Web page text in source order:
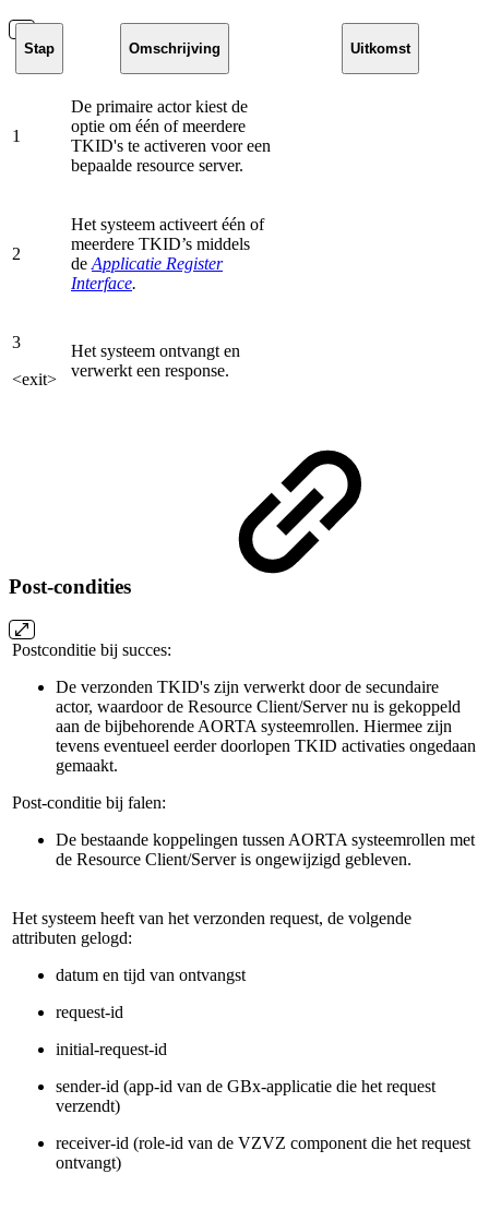
Stap Omschrijving Uitkomst
1
De primaire actor kiest de
optie om één of meerdere
TKID's te activeren voor een
bepaalde resource server.
2
Het systeem activeert één of
meerdere TKID’s middels
de Applicatie Register
Interface.
3
<exit>
Het systeem ontvangt en
verwerkt een response.
Post-condities
Postconditie bij succes:
De verzonden TKID's zijn verwerkt door de secundaire
actor, waardoor de Resource Client/Server nu is gekoppeld
aan de bijbehorende AORTA systeemrollen. Hiermee zijn
tevens eventueel eerder doorlopen TKID activaties ongedaan
gemaakt.
Post-conditie bij falen:
De bestaande koppelingen tussen AORTA systeemrollen met
de Resource Client/Server is ongewijzigd gebleven.
Het systeem heeft van het verzonden request, de volgende
attributen gelogd:
datum en tijd van ontvangst
request-id
initial-request-id
sender-id (app-id van de GBx-applicatie die het request
verzendt)
receiver-id (role-id van de VZVZ component die het request
ontvangt)